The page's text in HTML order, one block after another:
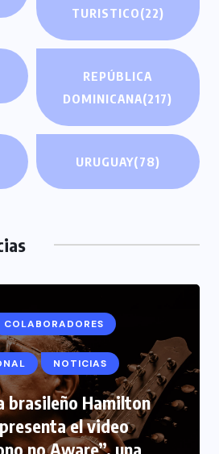
TURISTICO(22)
REPÚBLICA
DOMINICANA(217)
URUGUAY(78)
INTERNACIONAL
PERIODISMO TURISTICO